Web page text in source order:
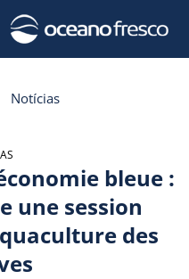
Notícias
bleue :
une session
des